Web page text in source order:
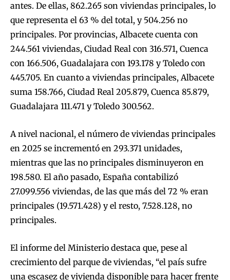
antes. De ellas, 862.265 son viviendas principales, lo
que representa el 63 % del total, y 504.256 no
principales. Por provincias, Albacete cuenta con
244.561 viviendas, Ciudad Real con 316.571, Cuenca
con 166.506, Guadalajara con 193.178 y Toledo con
445.705. En cuanto a viviendas principales, Albacete
suma 158.766, Ciudad Real 205.879, Cuenca 85.879,
Guadalajara 111.471 y Toledo 300.562.
A nivel nacional, el número de viviendas principales
en 2025 se incrementó en 293.371 unidades,
mientras que las no principales disminuyeron en
198.580. El año pasado, España contabilizó
27.099.556 viviendas, de las que más del 72 % eran
principales (19.571.428) y el resto, 7.528.128, no
principales.
El informe del Ministerio destaca que, pese al
crecimiento del parque de viviendas, “el país sufre
una escasez de vivienda disponible para hacer frente